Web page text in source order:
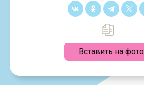
Вставить на фото